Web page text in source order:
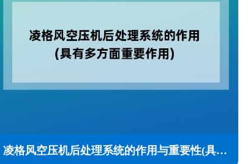
凌格风空压机后处理系统的作用与重要性(具有多方面重要作用)